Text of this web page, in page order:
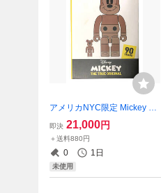
アメリカNYC限定 Mickey M
ouse × Undefeated 400%ベ
アブリック/未使用
即決 21,000円
＋送料880円
0 1日
未使用